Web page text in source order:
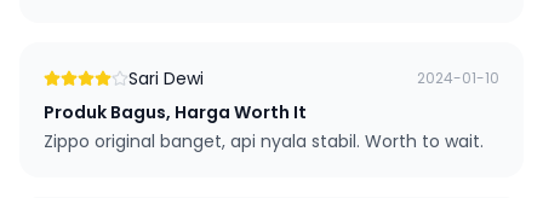
Sari Dewi 2024-01-10
Produk Bagus, Harga Worth It
Zippo original banget, api nyala stabil. Worth to wait.